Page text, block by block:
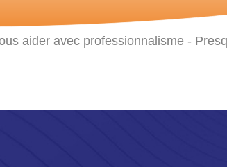
aider avec professionnalisme -